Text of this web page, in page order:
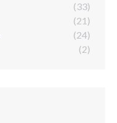
(33)
(21)
(24)
(2)